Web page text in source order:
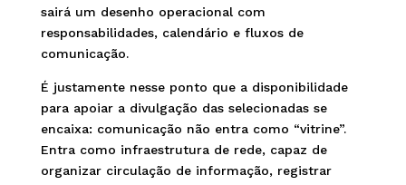
sairá um desenho operacional com
responsabilidades, calendário e fluxos de
comunicação.
É justamente nesse ponto que a disponibilidade
para apoiar a divulgação das selecionadas se
encaixa: comunicação não entra como “vitrine”.
Entra como infraestrutura de rede, capaz de
organizar circulação de informação, registrar